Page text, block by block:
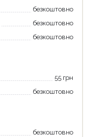
безкоштовно
безкоштовно
безкоштовно
55 грн
безкоштовно
безкоштовно